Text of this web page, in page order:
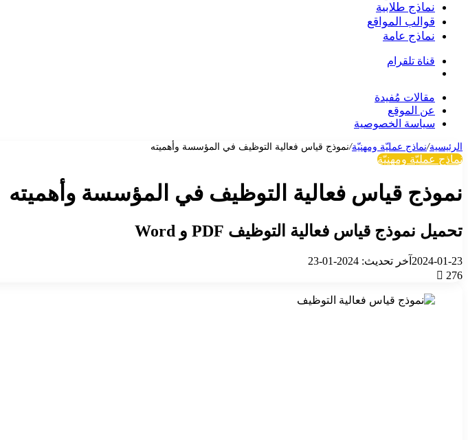
نماذج طلابية
قوالب المواقع
نماذج عامة
قناة تلقرام
مقالات مُفيدة
عن الموقع
سياسة الخصوصية
الرئيسية/نماذج عمليّة ومهنيّة/نموذج قياس فعالية التوظيف في المؤسسة وأهميته
نماذج عمليّة ومهنيّة
نموذج قياس فعالية التوظيف في المؤسسة وأهميته
تحميل نموذج قياس فعالية التوظيف PDF و Word
2024-01-23 آخر تحديث: 2024-01-23
276